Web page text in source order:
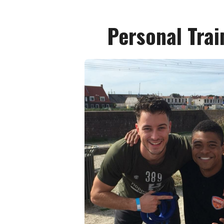
Personal